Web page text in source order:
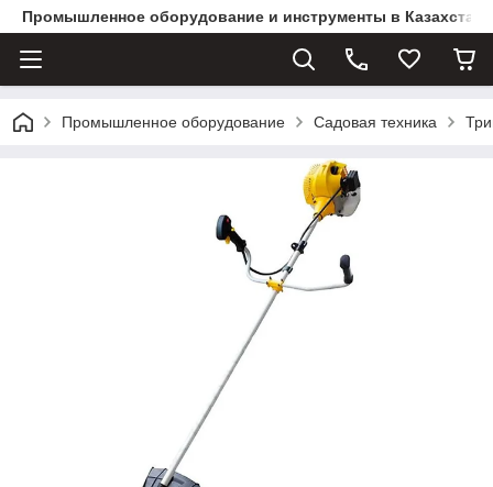
Промышленное оборудование и инструменты в
Промышленное оборудование Садовая техника